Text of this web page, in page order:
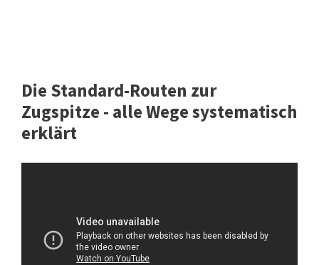
Die Standard-Routen zur
Zugspitze - alle Wege systematisch
erklärt